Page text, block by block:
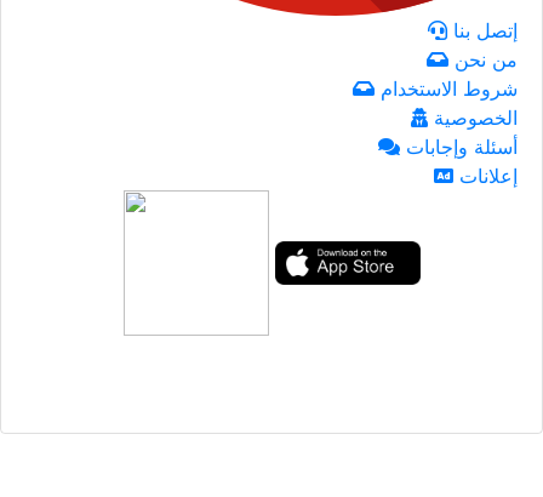
إتصل بنا
من نحن
شروط الاستخدام
الخصوصية
أسئلة وإجابات
إعلانات